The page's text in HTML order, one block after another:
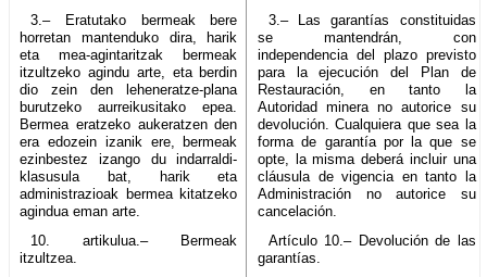
3.– Eratutako bermeak bere
horretan mantenduko dira, harik
eta mea-agintaritzak bermeak
itzultzeko agindu arte, eta berdin
dio zein den leheneratze-plana
burutzeko aurreikusitako epea.
Bermea eratzeko aukeratzen den
era edozein izanik ere, bermeak
ezinbestez izango du indarraldi-
klasusula bat, harik eta
administrazioak bermea kitatzeko
agindua eman arte.
3.– Las garantías constituidas
se mantendrán, con
independencia del plazo previsto
para la ejecución del Plan de
Restauración, en tanto la
Autoridad minera no autorice su
devolución. Cualquiera que sea la
forma de garantía por la que se
opte, la misma deberá incluir una
cláusula de vigencia en tanto la
Administración no autorice su
cancelación.
10. artikulua.– Bermeak
itzultzea.
Artículo 10.– Devolución de las
garantías.